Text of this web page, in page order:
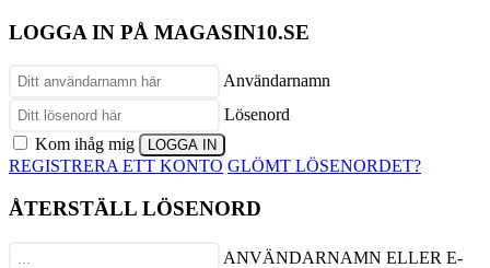
LOGGA IN PÅ MAGASIN10.SE
Användarnamn
Lösenord
Kom ihåg mig
REGISTRERA ETT KONTO GLÖMT LÖSENORDET?
ÅTERSTÄLL LÖSENORD
ANVÄNDARNAMN ELLER E-